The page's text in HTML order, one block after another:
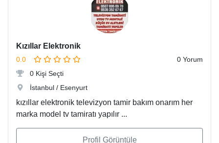
Kızıllar Elektronik
0.0
0 Yorum
0 Kişi Seçti
İstanbul / Esenyurt
kızıllar elektronik televizyon tamir bakım onarım her
marka model tv tamiratı yapılır ...
Profil Görüntüle